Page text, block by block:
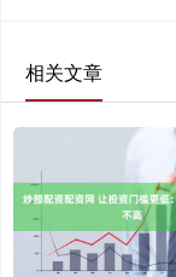
相关文章